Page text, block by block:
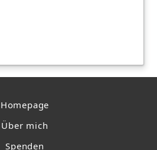
Homepage
Über mich
Spenden